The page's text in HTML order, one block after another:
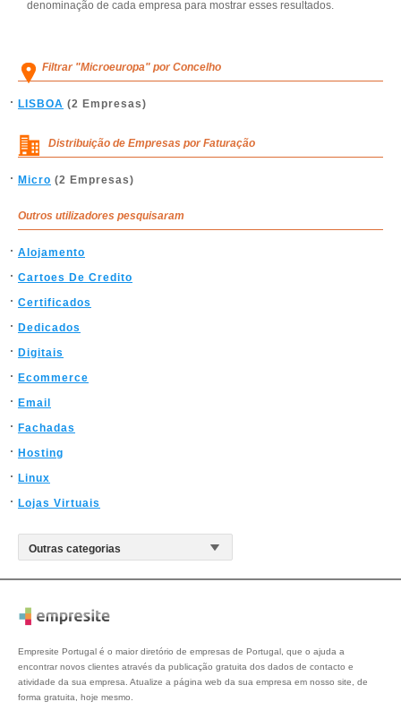
denominação de cada empresa para mostrar esses resultados.
Filtrar "Microeuropa" por Concelho
LISBOA (2 Empresas)
Distribuição de Empresas por Faturação
Micro (2 Empresas)
Outros utilizadores pesquisaram
Alojamento
Cartoes De Credito
Certificados
Dedicados
Digitais
Ecommerce
Email
Fachadas
Hosting
Linux
Lojas Virtuais
Empresite Portugal é o maior diretório de empresas de Portugal, que o ajuda a
encontrar novos clientes através da publicação gratuita dos dados de contacto e
atividade da sua empresa. Atualize a página web da sua empresa em nosso site, de
forma gratuita, hoje mesmo.